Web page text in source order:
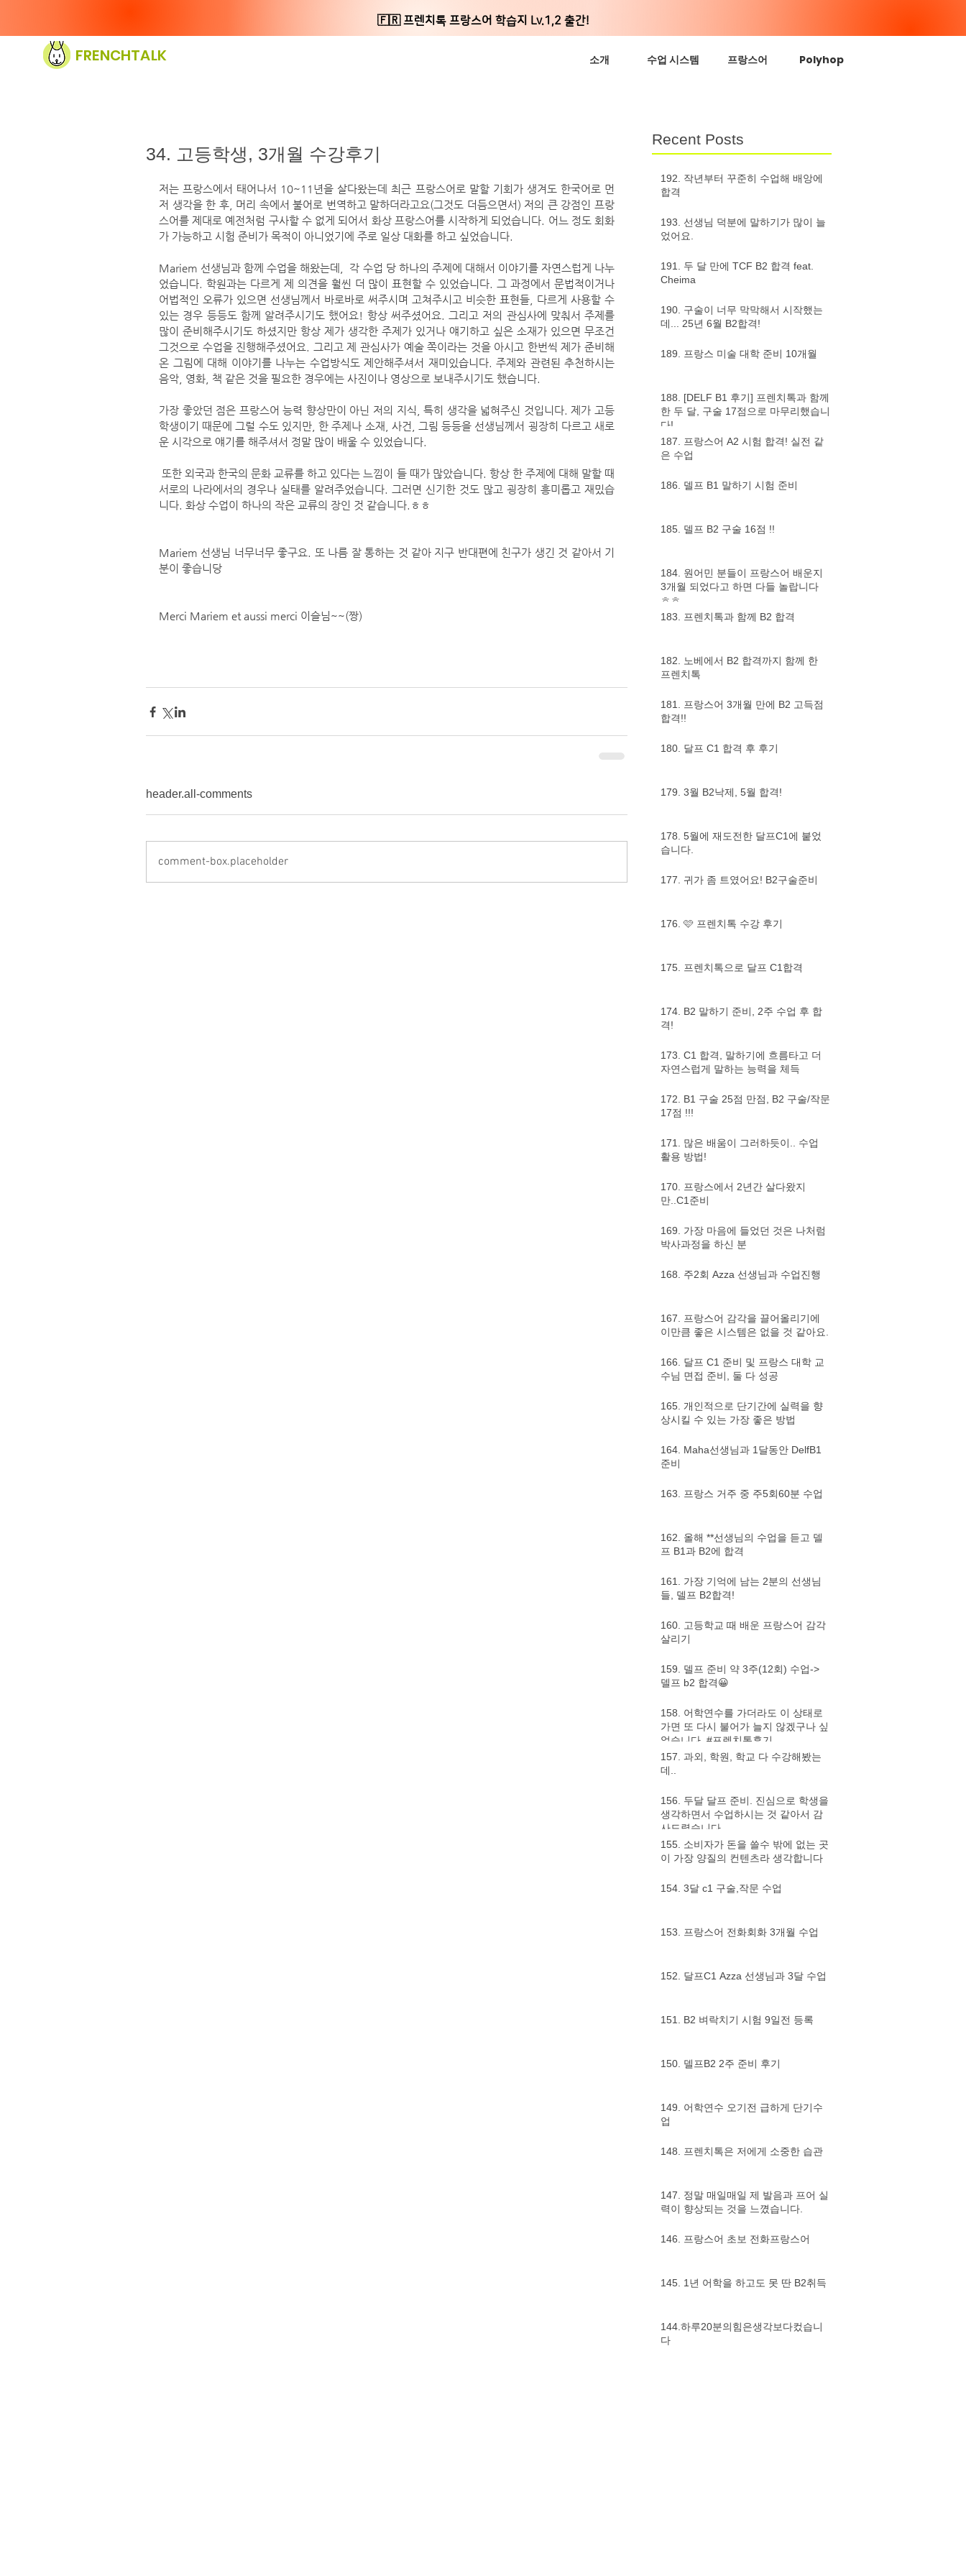
FRENCHTALK 소개 수업 시스템 프랑스어 Polyhop
🇫🇷 프렌치톡 프랑스어 학습지 Lv.1,2 출간!
34. 고등학생, 3개월 수강후기
저는 프랑스에서 태어나서 10~11년을 살다왔는데 최근 프랑스어로 말할 기회가 생겨도 한국어로 먼
저 생각을 한 후, 머리 속에서 불어로 번역하고 말하더라고요(그것도 더듬으면서) 저의 큰 강점인 프랑
스어를 제대로 예전처럼 구사할 수 없게 되어서 화상 프랑스어를 시작하게 되었습니다. 어느 정도 회화
가 가능하고 시험 준비가 목적이 아니었기에 주로 일상 대화를 하고 싶었습니다.
Mariem 선생님과 함께 수업을 해왔는데,  각 수업 당 하나의 주제에 대해서 이야기를 자연스럽게 나누
었습니다. 학원과는 다르게 제 의견을 훨씬 더 많이 표현할 수 있었습니다. 그 과정에서 문법적이거나
어법적인 오류가 있으면 선생님께서 바로바로 써주시며 고쳐주시고 비슷한 표현들, 다르게 사용할 수
있는 경우 등등도 함께 알려주시기도 했어요! 항상 써주셨어요. 그리고 저의 관심사에 맞춰서 주제를
많이 준비해주시기도 하셨지만 항상 제가 생각한 주제가 있거나 얘기하고 싶은 소재가 있으면 무조건
그것으로 수업을 진행해주셨어요. 그리고 제 관심사가 예술 쪽이라는 것을 아시고 한번씩 제가 준비해
온 그림에 대해 이야기를 나누는 수업방식도 제안해주셔서 재미있습니다. 주제와 관련된 추천하시는
음악, 영화, 책 같은 것을 필요한 경우에는 사진이나 영상으로 보내주시기도 했습니다.
가장 좋았던 점은 프랑스어 능력 향상만이 아닌 저의 지식, 특히 생각을 넓혀주신 것입니다. 제가 고등
학생이기 때문에 그럴 수도 있지만, 한 주제나 소재, 사건, 그림 등등을 선생님께서 굉장히 다르고 새로
운 시각으로 얘기를 해주셔서 정말 많이 배울 수 있었습니다.
서로의 나라에서의 경우나 실태를 알려주었습니다. 그러면 신기한 것도 많고 굉장히 흥미롭고 재밌습
니다. 화상 수업이 하나의 작은 교류의 장인 것 같습니다.ㅎㅎ
Mariem 선생님 너무너무 좋구요. 또 나름 잘 통하는 것 같아 지구 반대편에 친구가 생긴 것 같아서 기
분이 좋습니당
Merci Mariem et aussi merci 이슬님~~(짱)
header.all-comments
comment-box.placeholder
Recent Posts
192. 작년부터 꾸준히 수업해 배앙에
합격
193. 선생님 덕분에 말하기가 많이 늘
었어요.
191. 두 달 만에 TCF B2 합격 feat.
Cheima
190. 구술이 너무 막막해서 시작했는
데... 25년 6월 B2합격!
189. 프랑스 미술 대학 준비 10개월
188. [DELF B1 후기] 프렌치톡과 함께
한 두 달, 구술 17점으로 마무리했습니
다!
187. 프랑스어 A2 시험 합격! 실전 같
은 수업
186. 델프 B1 말하기 시험 준비
185. 델프 B2 구술 16점 !!
184. 원어민 분들이 프랑스어 배운지
3개월 되었다고 하면 다들 놀랍니다
ㅎㅎ
183. 프렌치톡과 함께 B2 합격
182. 노베에서 B2 합격까지 함께 한
프렌치톡
181. 프랑스어 3개월 만에 B2 고득점
합격!!
180. 달프 C1 합격 후 후기
179. 3월 B2낙제, 5월 합격!
178. 5월에 재도전한 달프C1에 붙었
습니다.
177. 귀가 좀 트였어요! B2구술준비
176. 🩷 프렌치톡 수강 후기
175. 프렌치톡으로 달프 C1합격
174. B2 말하기 준비, 2주 수업 후 합
격!
173. C1 합격, 말하기에 흐름타고 더
자연스럽게 말하는 능력을 체득
172. B1 구술 25점 만점, B2 구술/작문
17점 !!!
171. 많은 배움이 그러하듯이.. 수업
활용 방법!
170. 프랑스에서 2년간 살다왔지
만..C1준비
169. 가장 마음에 들었던 것은 나처럼
박사과정을 하신 분
168. 주2회 Azza 선생님과 수업진행
167. 프랑스어 감각을 끌어올리기에
이만큼 좋은 시스템은 없을 것 같아요.
166. 달프 C1 준비 및 프랑스 대학 교
수님 면접 준비, 둘 다 성공
165. 개인적으로 단기간에 실력을 향
상시킬 수 있는 가장 좋은 방법
164. Maha선생님과 1달동안 DelfB1
준비
163. 프랑스 거주 중 주5회60분 수업
162. 올해 **선생님의 수업을 듣고 델
프 B1과 B2에 합격
161. 가장 기억에 남는 2분의 선생님
들, 델프 B2합격!
160. 고등학교 때 배운 프랑스어 감각
살리기
159. 델프 준비 약 3주(12회) 수업->
델프 b2 합격😀
158. 어학연수를 가더라도 이 상태로
가면 또 다시 불어가 늘지 않겠구나 싶
었습니다. #프렌치톡후기
157. 과외, 학원, 학교 다 수강해봤는
데..
156. 두달 달프 준비. 진심으로 학생을
생각하면서 수업하시는 것 같아서 감
사드렸습니다.
155. 소비자가 돈을 쓸수 밖에 없는 곳
이 가장 양질의 컨텐츠라 생각합니다
154. 3달 c1 구술,작문 수업
153. 프랑스어 전화회화 3개월 수업
152. 달프C1 Azza 선생님과 3달 수업
151. B2 벼락치기 시험 9일전 등록
150. 델프B2 2주 준비 후기
149. 어학연수 오기전 급하게 단기수
업
148. 프렌치톡은 저에게 소중한 습관
147. 정말 매일매일 제 발음과 프어 실
력이 향상되는 것을 느꼈습니다.
146. 프랑스어 초보 전화프랑스어
145. 1년 어학을 하고도 못 딴 B2취득
144.하루20분의힘은생각보다컸습니
다